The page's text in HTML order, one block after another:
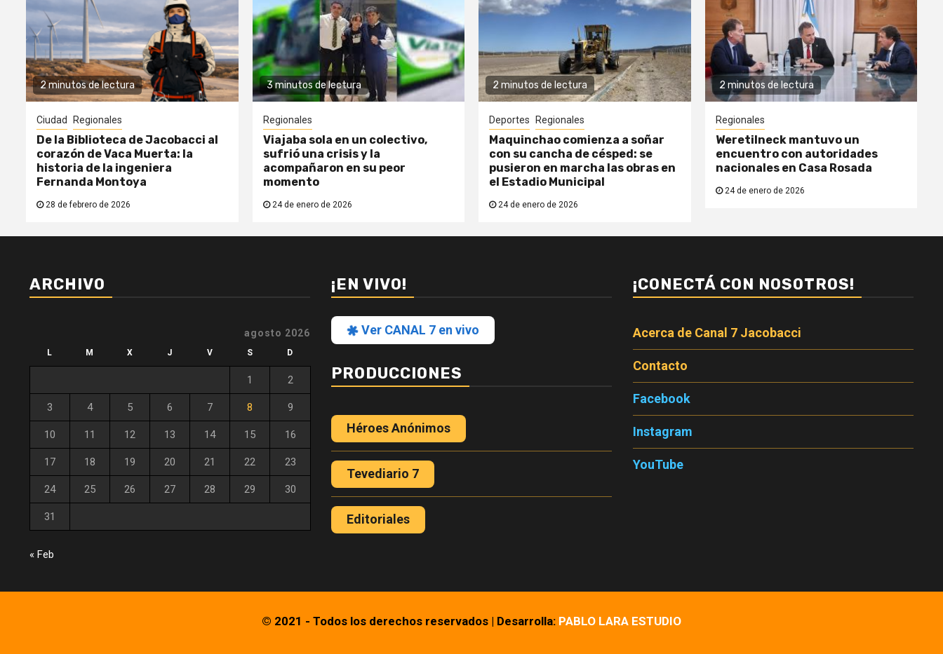
2 minutos de lectura
Ciudad Regionales
De la Biblioteca de Jacobacci al
corazón de Vaca Muerta: la
historia de la ingeniera
Fernanda Montoya
28 de febrero de 2026
3 minutos de lectura
Regionales
Viajaba sola en un colectivo,
sufrió una crisis y la
acompañaron en su peor
momento
24 de enero de 2026
2 minutos de lectura
Deportes Regionales
Maquinchao comienza a soñar
con su cancha de césped: se
pusieron en marcha las obras en
el Estadio Municipal
24 de enero de 2026
2 minutos de lectura
Regionales
Weretilneck mantuvo un
encuentro con autoridades
nacionales en Casa Rosada
24 de enero de 2026
ARCHIVO
agosto 2026
L M X J V S D
1 2
3 4 5 6 7 8 9
10 11 12 13 14 15 16
17 18 19 20 21 22 23
24 25 26 27 28 29 30
31
« Feb
¡EN VIVO!
Ver CANAL 7 en vivo
PRODUCCIONES
Héroes Anónimos
Tevediario 7
Editoriales
¡CONECTÁ CON NOSOTROS!
Acerca de Canal 7 Jacobacci
Contacto
Facebook
Instagram
YouTube
© 2021 - Todos los derechos reservados | Desarrolla: PABLO LARA ESTUDIO